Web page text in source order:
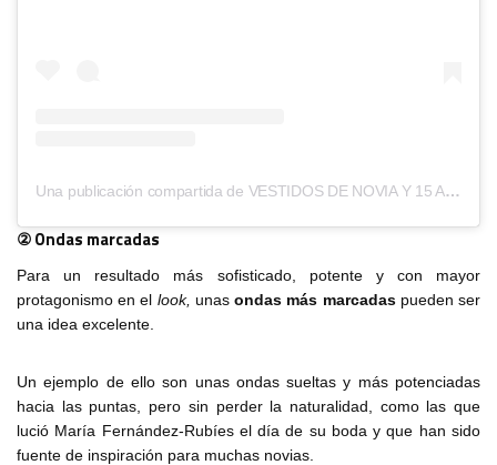
Una publicación compartida de VESTIDOS DE NOVIA Y 15 AÑOS (@sofipereda)
② Ondas marcadas
Para un resultado más sofisticado, potente y con mayor
protagonismo en el look, unasondas más marcadaspueden ser
una idea excelente.
Un ejemplo de ello son unas ondas sueltas y más potenciadas
hacia las puntas, pero sin perder la naturalidad, como las que
lució María Fernández-Rubíes el día de su boda y que han sido
fuente de inspiración para muchas novias.